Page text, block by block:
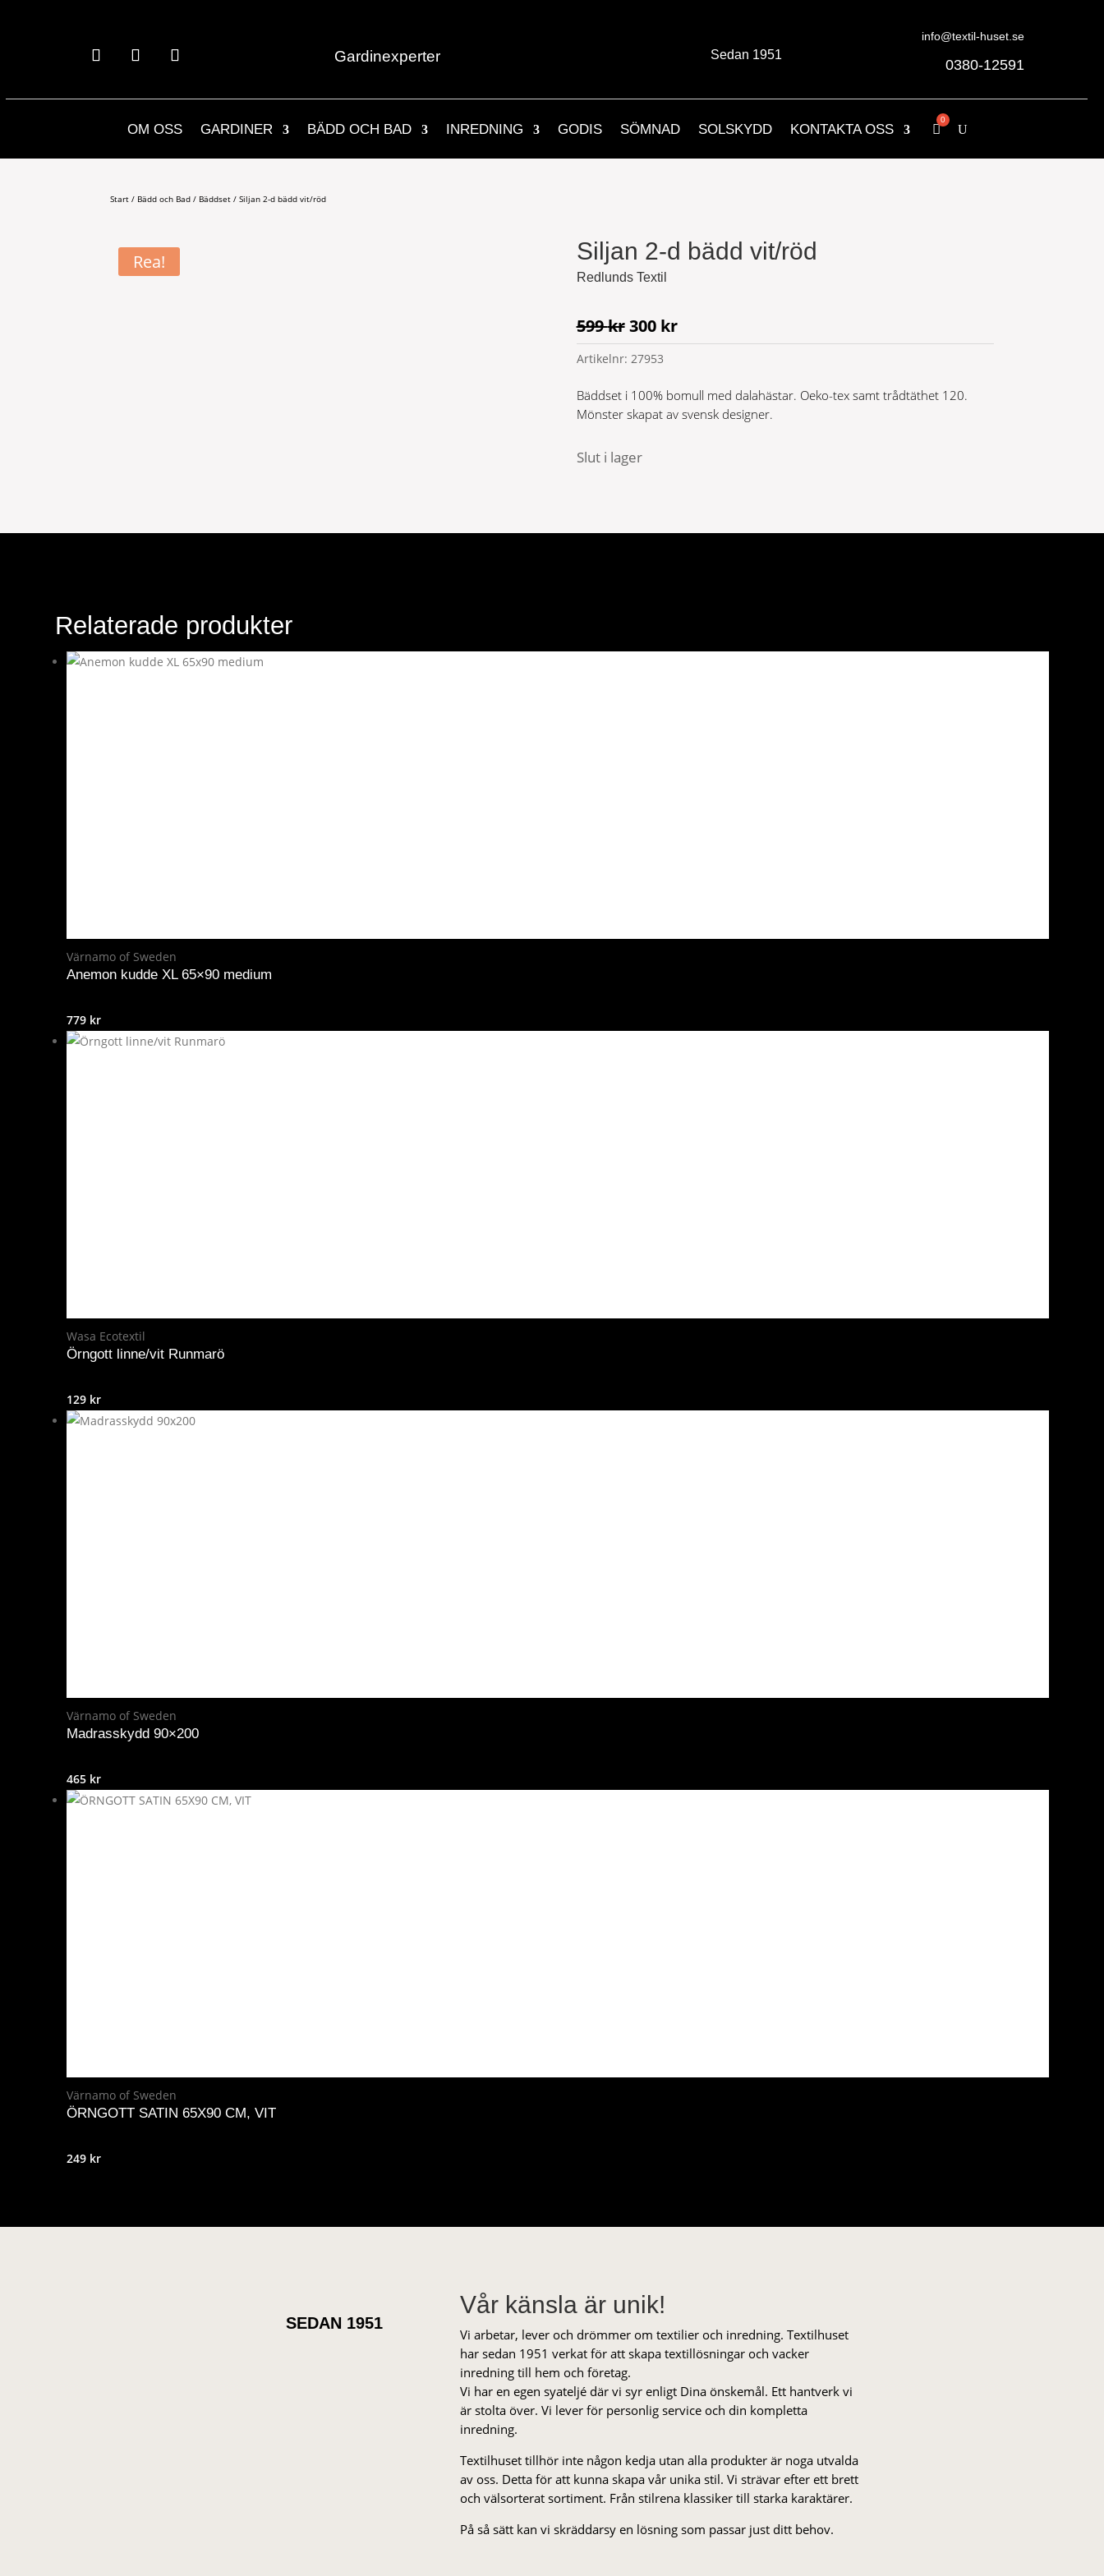
Gardinexperter Sedan 1951
info@textil-huset.se
0380-12591
OM OSS GARDINER BÄDD OCH BAD INREDNING GODIS SÖMNAD SOLSKYDD KONTAKTA OSS
Start / Bädd och Bad / Bäddset / Siljan 2-d bädd vit/röd
Rea! Siljan 2-d bädd vit/röd
Redlunds Textil
599kr Det
ursprungliga
priset
599 kr.
300 krDet
nuvarande
300 kr.
Artikelnr: 27953
Bäddset i 100% bomull med dalahästar. Oeko-tex samt trådtäthet 120.
Mönster skapat av svensk designer.
Slut i lager
Relaterade produkter
Värnamo of Sweden
Anemon kudde XL 65×90 medium
779 kr
Wasa Ecotextil
Örngott linne/vit Runmarö
129 kr
Värnamo of Sweden
Madrasskydd 90×200
465 kr
Värnamo of Sweden
ÖRNGOTT SATIN 65X90 CM, VIT
249 kr
SEDAN 1951
Vår känsla är unik!
Vi arbetar, lever och drömmer om textilier och inredning. Textilhuset
har sedan 1951 verkat för att skapa textillösningar och vacker
inredning till hem och företag.
Vi har en egen syateljé där vi syr enligt Dina önskemål. Ett hantverk vi
är stolta över. Vi lever för personlig service och din kompletta
inredning.
Textilhuset tillhör inte någon kedja utan alla produkter är noga utvalda
av oss. Detta för att kunna skapa vår unika stil. Vi strä­var efter ett brett
och välsorterat sor­ti­ment. Från stil­rena klas­siker till starka karaktärer.
På så sätt kan vi skräddarsy en lösning som passar just ditt behov.